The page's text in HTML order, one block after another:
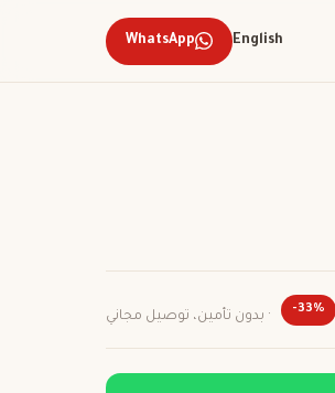
English
WhatsApp
-33% · بدون تأمين، توصيل مجاني